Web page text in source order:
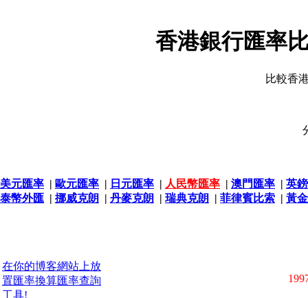
香港銀行匯率
比較香
美元匯率 | 歐元匯率 | 日元匯率 | 人民幣匯率 | 澳門匯率 | 英
泰幣外匯 | 挪威克朗 | 丹麥克朗 | 瑞典克朗 | 菲律賓比索 | 黃
在你的博客網站上放
置匯率換算匯率查詢
工具!